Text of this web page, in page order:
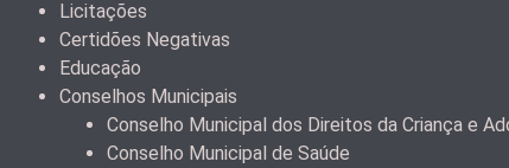
Licitações
Certidões Negativas
Educação
Conselhos Municipais
Conselho Municipal dos Direitos da Criança e
Conselho Municipal de Saúde